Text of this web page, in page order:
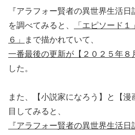
『アラフォー賢者の異世界生活日
を調べてみると、
「エピソード
６」
まで描かれていて、
一番最後の更新が【２０２５年８
した。
また、【小説家になろう】と【
目してみると、
『アラフォー賢者の異世界生活日